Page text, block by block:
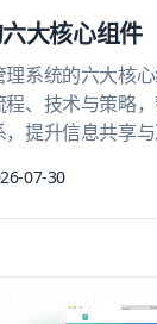
大核心组件
理系统的六大核
、技术与策略
提升信息共享与
07-30